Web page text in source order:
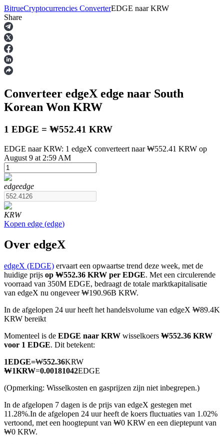
Termijncontracten
USDT-futures
COIN-M-futures
Cryptocurrency-futures
TradFi
Derivaten voor aandelen, forex, edelmetalen en grondstoffen
BitrueCryptocurrencies ConverterEDGE naar KRW
Share
Converteer edgeX edge naar South
Korean Won KRW
1 EDGE = ₩552.41 KRW
EDGE naar KRW: 1 edgeX converteert naar ₩552.41 KRW op
August 9 at 2:59 AM
edgeedge
KRW
Kopen edge (edge)
Over edgeX
edgeX (EDGE) ervaart een opwaartse trend deze week, met de
huidige prijs op ₩552.36 KRW per EDGE. Met een circulerende
voorraad van 350M EDGE, bedraagt de totale marktkapitalisatie
van edgeX nu ongeveer ₩190.96B KRW.
In de afgelopen 24 uur heeft het handelsvolume van edgeX ₩89.4K
KRW bereikt
Momenteel is de EDGE naar KRW wisselkoers ₩552.36 KRW
voor 1 EDGE. Dit betekent:
1EDGE=₩552.36KRW
₩1KRW=0.00181042EDGE
(Opmerking: Wisselkosten en gasprijzen zijn niet inbegrepen.)
In de afgelopen 7 dagen is de prijs van edgeX gestegen met
11.28%.In de afgelopen 24 uur heeft de koers fluctuaties van 1.02%
vertoond, met een hoogtepunt van ₩0 KRW en een dieptepunt van
₩0 KRW.